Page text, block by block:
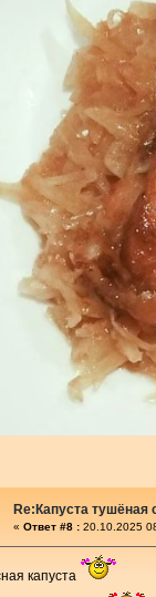
Re:Капуста
« Ответ #8 : 20.10.2025
капуста